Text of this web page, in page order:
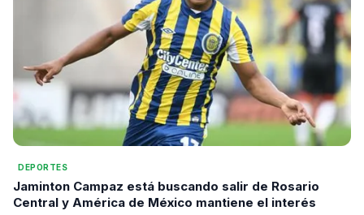
DEPORTES
Jaminton Campaz está buscando salir de Rosario
Central y América de México mantiene el interés